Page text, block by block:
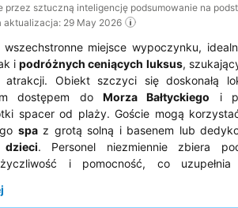
przez sztuczną inteligencję podsumowanie na
aktualizacja: 29 May 2026
miejsce wypoczynku,
i podróżnych ceniących luksus,
atrakcji. Obiekt szczyci się doskonałą
dostępem do Morza Bałtyckiego i
spacer od plaży. Goście mogą
spaz grotą solną i basenem lub
. Personel niezmiennie zbiera
i pomocność, co
pokoje z widokiem na ogród.